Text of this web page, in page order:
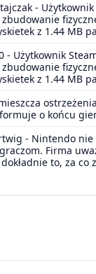
- Użytkownik
z 1.44 MB
- Użytkownik
z 1.44 MB
o końcu
- Nintendo nie
Firma
to, za co